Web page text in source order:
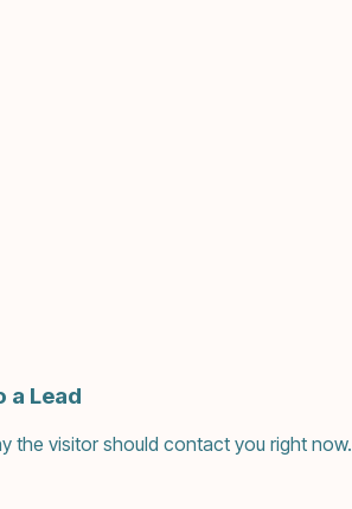
a Lead
the visitor should contact you right now.